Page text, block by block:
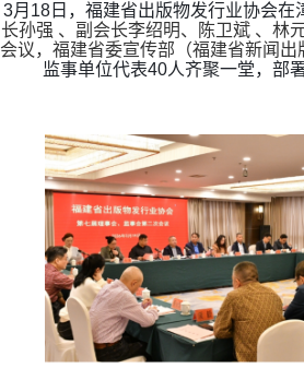
3月18日，福建省出版物发行业协会在
长孙强 、副会长李绍明、陈卫斌 、林
会议，福建省委宣传部（福建省新闻出
监事单位代表40人齐聚一堂，部